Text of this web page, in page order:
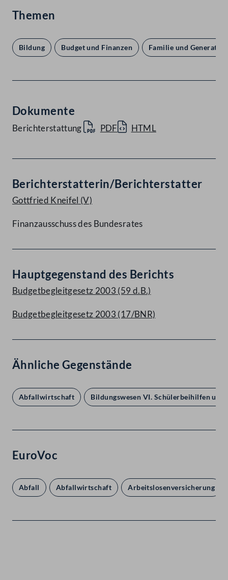
Themen
Bildung Budget und Finanzen Familie und
Dokumente
Berichterstattung PDF HTML
Berichterstatterin/Berichterstatter
Gottfried Kneifel (V)
Finanzausschuss des Bundesrates
Hauptgegenstand des Berichts
Budgetbegleitgesetz 2003 (59 d.B.)
Budgetbegleitgesetz 2003 (17/BNR)
Ähnliche Gegenstände
Abfallwirtschaft Bildungswesen VI. Schülerbeihilfen
EuroVoc
Abfall Abfallwirtschaft Arbeitslosenversicherung